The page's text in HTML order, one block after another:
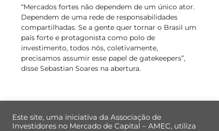
“Mercados fortes não dependem de um único ator.
Dependem de uma rede de responsabilidades
compartilhadas. Se a gente quer tornar o Brasil um
país forte e protagonista como polo de
investimento, todos nós, coletivamente,
precisamos assumir esse papel de gatekeepers”,
disse Sebastian Soares na abertura.
Este site, uma iniciativa da Associação de
Investidores no Mercado de Capital – AMEC, utiliza